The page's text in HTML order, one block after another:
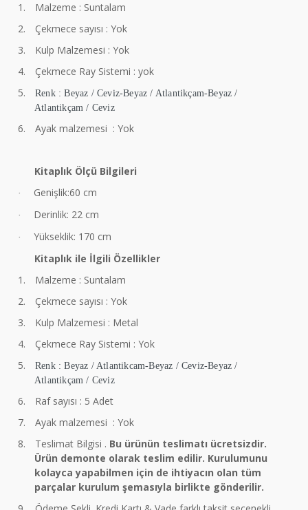
1.
Malzeme : Suntalam
2.
Çekmece sayısı : Yok
3.
Kulp Malzemesi : Yok
4.
Çekmece Ray Sistemi : yok
5.
Renk : Beyaz / Ceviz-Beyaz / Atlantikçam-Beyaz /
Atlantikçam / Ceviz
6. Ayak malzemesi : Yok
Kitaplık Ölçü Bilgileri
· Genişlik:60 cm
· Derinlik: 22 cm
·
Yükseklik: 170 cm
Kitaplık ile İlgili Özellikler
1.
Malzeme : Suntalam
2.
Çekmece sayısı : Yok
3.
Kulp Malzemesi : Metal
4.
Çekmece Ray Sistemi : Yok
5.
Renk : Beyaz / Atlantikcam-Beyaz / Ceviz-Beyaz /
Atlantikçam / Ceviz
6.
Raf sayısı : 5 Adet
7.
Ayak malzemesi : Yok
8.
Teslimat Bilgisi . Bu ürünün teslimatı ücretsizdir.
Ürün demonte olarak teslim edilir. Kurulumunu
kolayca yapabilmen için de ihtiyacın olan tüm
parçalar kurulum şemasıyla birlikte gönderilir.